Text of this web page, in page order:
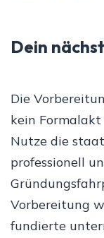
Dein
Die
kein Formalakt
Nutze die
professionell
Vorbereitung
fundierte